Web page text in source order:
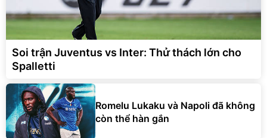
Soi trận Juventus vs Inter: Thử thách lớn cho
Spalletti
Romelu Lukaku và Napoli đã không
còn thể hàn gắn